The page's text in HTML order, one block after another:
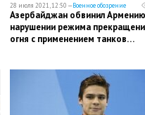
28 июля 2021, 12:50 —Военное обозрение
Азербайджан обвинил
нарушении режима
огня с применением танков…